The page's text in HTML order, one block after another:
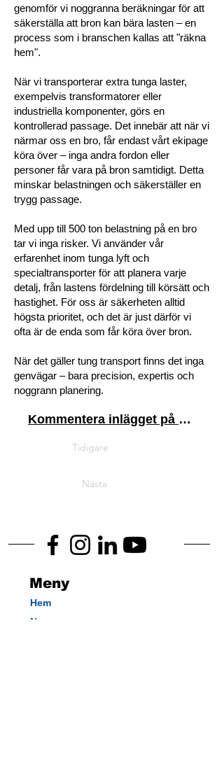
genomför vi noggranna beräkningar för att
säkerställa att bron kan bära lasten – en
process som i branschen kallas att "räkna
hem".
När vi transporterar extra tunga laster,
exempelvis transformatorer eller
industriella komponenter, görs en
kontrollerad passage. Det innebär att när vi
närmar oss en bro, får endast vårt ekipage
köra över – inga andra fordon eller
personer får vara på bron samtidigt. Detta
minskar belastningen och säkerställer en
trygg passage.
Med upp till 500 ton belastning på en bro
tar vi inga risker. Vi använder vår
erfarenhet inom tunga lyft och
specialtransporter för att planera varje
detalj, från lastens fördelning till körsätt och
hastighet. För oss är säkerheten alltid
högsta prioritet, och det är just därför vi
ofta är de enda som får köra över bron.
När det gäller tung transport finns det inga
genvägar – bara precision, expertis och
noggrann planering.
Kommentera inlägget på Linkedin
Tidigare
Nästa
Meny
Hem
News